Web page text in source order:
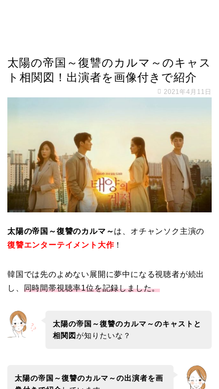
太陽の帝国～復讐のカルマ～のキャス
ト相関図！出演者を画像付きで紹介
2021年4月11日
太陽の帝国～復讐のカルマ～は、オチャンソク主演の
復讐エンターテイメント大作！
韓国では先のよめない展開に夢中になる視聴者が続出
し、 同時間帯視聴率1位を記録しました。
太陽の帝国～復讐のカルマ～のキャストと
相関図 が知りたいな？
太陽の帝国～復讐のカルマ～の出演者を画